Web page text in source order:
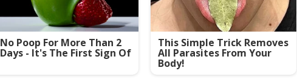
No Poop For More Than 2
Days - It's The First Sign Of
This Simple Trick Removes
All Parasites From Your
Body!